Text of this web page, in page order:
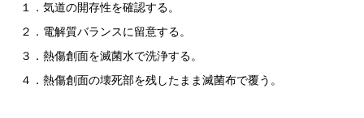
１．気道の開存性を確認する。
２．電解質バランスに留意する。
３．熱傷創面を滅菌水で洗浄する。
４．熱傷創面の壊死部を残したまま滅菌布で覆う。